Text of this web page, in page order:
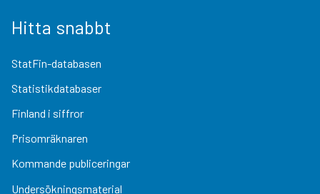
Hitta snabbt
StatFin-databasen
Statistikdatabaser
Finland i siffror
Prisomräknaren
Kommande publiceringar
Undersökningsmaterial